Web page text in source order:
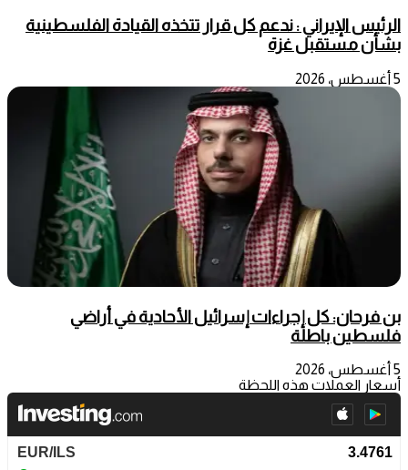
الرئيس الإيراني : ندعم كل قرار تتخذه القيادة الفلسطينية
بشأن مستقبل غزة
5 أغسطس، 2026
بن فرحان: كل إجراءات إسرائيل الأحادية في أراضي
فلسطين باطلة
5 أغسطس، 2026
أسعار العملات هذه اللحظة